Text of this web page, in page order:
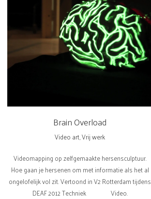
Brain Overload
Video art,Vrij werk
Videomapping op zelfgemaakte hersensculptuur.
Hoe gaan je hersenen om met informatie als het al
ongelofelijk vol zit. Vertoond in V2 Rotterdam tijdens
DEAF 2012 Techniek Video.